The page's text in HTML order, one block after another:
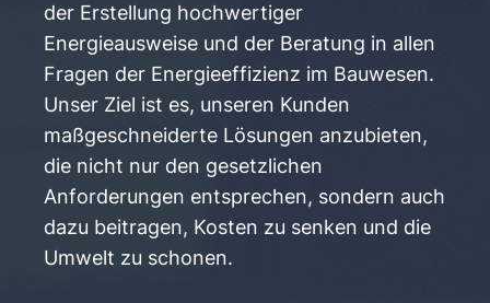
der Erstellung hochwertiger
Energieausweise und der Beratung in allen
Fragen der Energieeffizienz im Bauwesen.
Unser Ziel ist es, unseren Kunden
maßgeschneiderte Lösungen anzubieten,
die nicht nur den gesetzlichen
Anforderungen entsprechen, sondern auch
dazu beitragen, Kosten zu senken und die
Umwelt zu schonen.